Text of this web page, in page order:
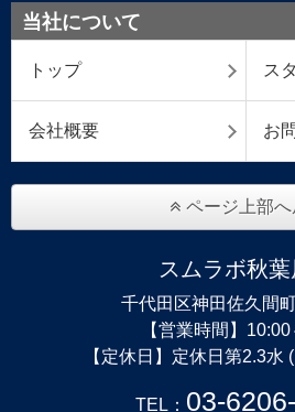
当社について
トップ ス
会社概要 お
ページ上部へ
スムラボ秋
千代田区神田佐久間
【営業時間】
【定休日】定休日第2.3水
TEL： 03-